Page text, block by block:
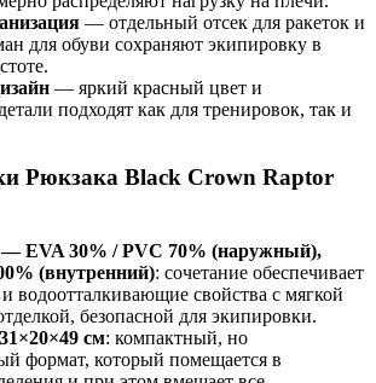
— отдельный отсек для ракеток и
для обуви сохраняют экипировку в
— яркий красный цвет и
подходят как для тренировок, так и
Рюкзака Black Crown Raptor
EVA 30% / PVC 70% (наружный),
(внутренний): сочетание обеспечивает
водоотталкивающие свойства с мягкой
безопасной для экипировки.
см: компактный, но
формат, который помещается в